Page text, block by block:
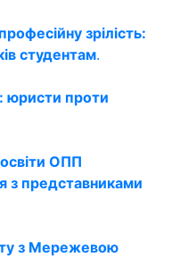
зрілість:
студентам.
юристи проти
ОПП
з представниками
з Мережевою